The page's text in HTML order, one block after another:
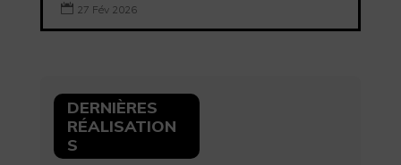
 27 Fév 2026
DERNIÈRES
RÉALISATION
S